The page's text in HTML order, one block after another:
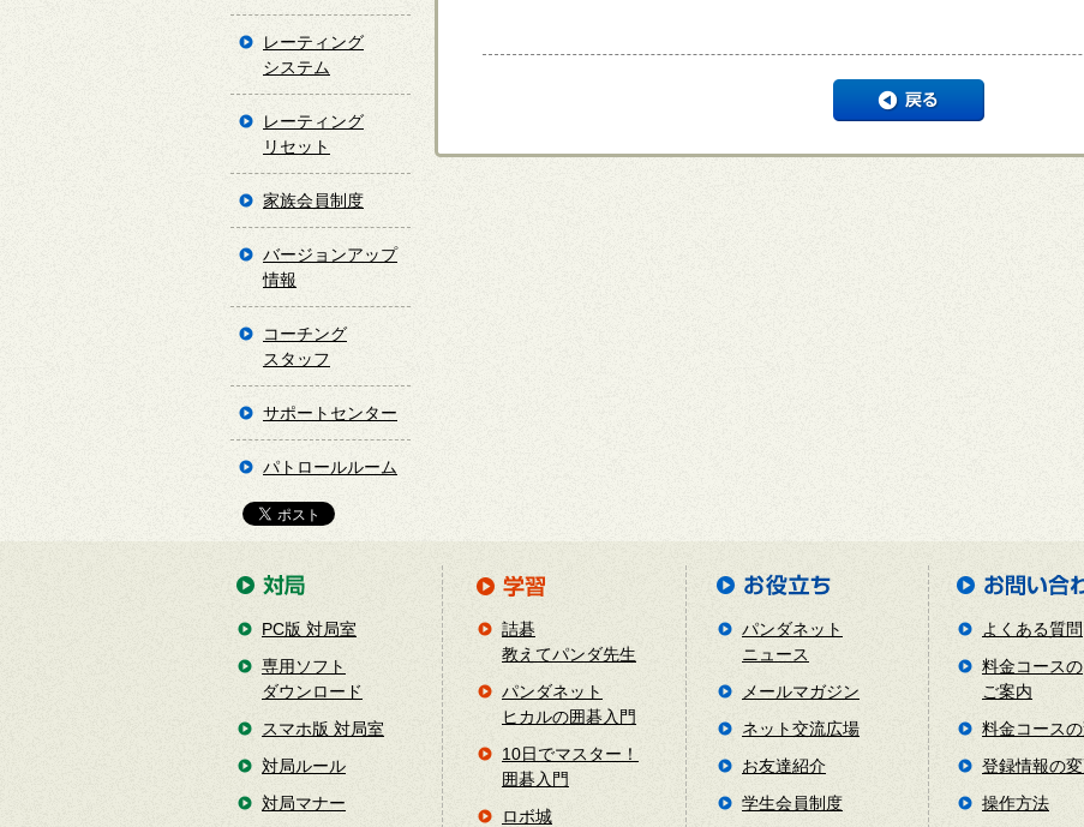
レーティング
システム
レーティング
リセット
家族会員制度
バージョンアップ
情報
コーチング
スタッフ
サポートセンター
パトロールルーム
PC版 対局室
専用ソフト
ダウンロード
スマホ版 対局室
対局ルール
対局マナー
詰碁
教えてパンダ先生
パンダネット
ヒカルの囲碁入門
10日でマスター！
囲碁入門
ロボ城
パンダネット
ニュース
メールマガジン
ネット交流広場
お友達紹介
学生会員制度
よくある質問
料金コースの
ご案内
料金コース
登録情報の
操作方法